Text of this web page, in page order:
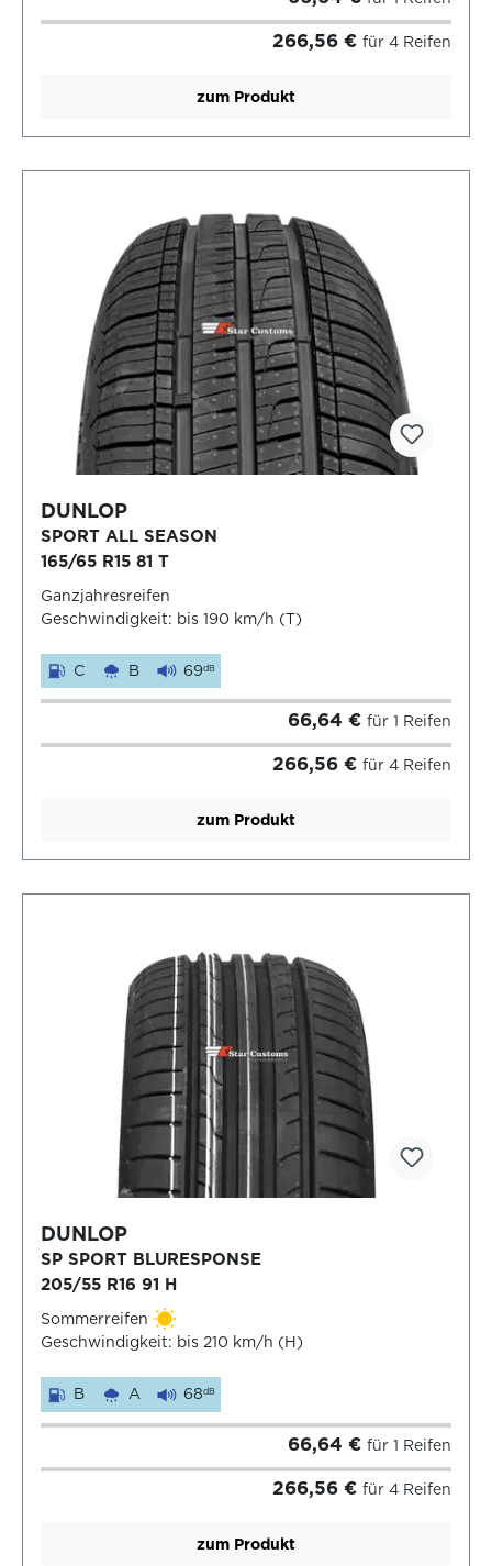
266,56 € für 4 Reifen
zum Produkt
DUNLOP
SPORT ALL SEASON
165/65 R15 81 T
Ganzjahresreifen
Geschwindigkeit: bis 190 km/h (T)
C B 69dB
66,64 € für 1 Reifen
266,56 € für 4 Reifen
zum Produkt
DUNLOP
SP SPORT BLURESPONSE
205/55 R16 91 H
Sommerreifen
Geschwindigkeit: bis 210 km/h (H)
B A 68dB
66,64 € für 1 Reifen
266,56 € für 4 Reifen
zum Produkt